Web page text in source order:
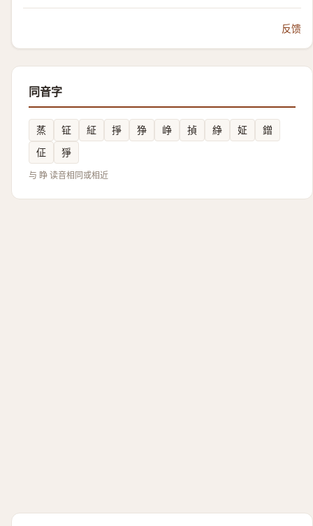
反馈
同音字
蒸 钲 䋊 掙 狰 峥 揁 䋫 姃
鏳
佂
猙
与 睁 读音相同或相近